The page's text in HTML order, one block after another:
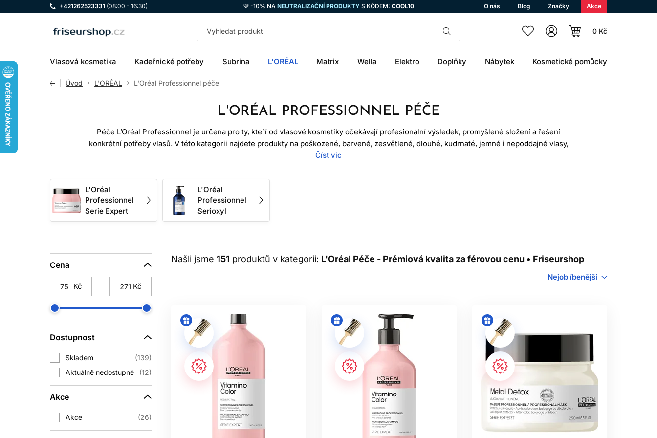
+421262523331 (08:00 - 16:30) 💜 -10% NA NEUTRALIZAČNÍ PRODUKTY S KÓDEM: COOL10 O nás Blog Značky Akce
LOMAX 0 Kč
Vlasová kosmetika Kadeřnické potřeby Subrina L'ORÉAL Matrix Wella Elektro Doplňky Nábytek Kosmetické pomůcky
Úvod L'ORÉAL L'Oréal Professionnel péče
L'ORÉAL PROFESSIONNEL PÉČE
Péče L’Oréal Professionnel je určena pro ty, kteří od vlasové kosmetiky očekávají profesionální výsledek, promyšlené složení a řešení
konkrétní potřeby vlasů. V této kategorii najdete produkty na poškozené, barvené, zesvětlené, dlouhé, kudrnaté, jemné i nepoddajné vlasy,
ale i péči o pokožku hlavy. Značka L’Oréal Professionnel patří mezi nejznámější profesionální kadeřnické značky a její produkty jsou
Správná péče o vlasy by neměla být jen o pěkné vůni nebo okamžitém pocitu hebkosti. Vlasy jsou neživé vlákno, proto je kosmetika
„nevyléčí“ v medicínském smyslu, ale dokáže zlepšit jejich povrch, snížit tření, podpořit hladší vzhled, usnadnit rozčesávání a pomoci omezit
lámavost způsobenou mechanickým, tepelným nebo chemickým namáháním. Právě proto má smysl vybírat produkty podle skutečné potřeby
vlasů, ne pouze podle toho, co je právě populární.
VLASŮ
Při výběru je nejdůležitější pojmenovat hlavní problém. Barvené vlasy potřebují ochranu odstínu a lesku, poškozené vlasy zase posilující a
vyhlazující péči. Dlouhé vlasy často trpí řidšími a křehčími konečky, kudrnaté vlasy bývají náchylnější k suchosti a krepatění a pokožka hlavy
Pokud jsou vlasy barvené, melírované nebo zesvětlované, vhodnou volbou jsou řady jako L’Oréal Professionnel Vitamino Color
Color Spectrum nebo Metal Detox. U poškozených vlasů dává smysl sahat po Absolut Repair nebo
Repair Molecular. Kudrnaté a
vlnité vlasy ocení Curl Expression, dlouhé vlasy se slabšími konečky Pro Longer a citlivá, mastná nebo problematická pokožka hlavy může
vyžadovat Scalp Advanced nebo Serioxyl Advanced.
METAL DETOX, VITAMINO COLOR A ABSOLUT REPAIR: ROZDÍL
MEZI JEDNOTLIVÝMI ŘADAMI
L’Oréal Professionnel Metal Detox je péče vytvořená pro vlasy vystavené kovovým částicím, které se mohou do vlasového vlákna dostat
například z vody. Takové usazeniny mohou ovlivnit výsledek barvení, lesk i lámavost vlasů. Řada Metal Detox je proto vhodná zejména pro
Číst víc
L'Oréal
Professionnel
Serie Expert
L'Oréal
Professionnel
Serioxyl
Cena
Kč Kč
Dostupnost
Skladem
139
Aktuálně nedostupné
12
Akce
Akce 26
Našli jsme 151 produktů v kategorii: L'Oréal Péče - Prémiová kvalita za férovou cenu • Friseurshop
Nejoblíbenější